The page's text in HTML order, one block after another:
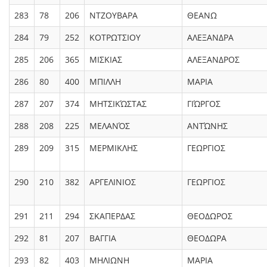
283
78 206 ΝΤΖΟΥΒΑΡΑ
ΘΕΑΝΩ
284
79 252 ΚΟΤΡΩΤΣΙΟΥ
ΑΛΕΞΑΝΔΡΑ
285
206 365 ΜΙΣΚΙΑΣ
ΑΛΕΞΑΝΔΡΟΣ
286
80 400 ΜΠΙΛΛΗ
ΜΑΡΙΑ
287
207 374 ΜΗΤΣΙΚΏΣΤΑΣ
ΓΙΏΡΓΟΣ
288
208 225 ΜΕΛΑΝΌΣ
ΑΝΤΏΝΗΣ
289
209 315 ΜΕΡΜΙΚΛΗΣ ΓΕΩΡΓΙΟΣ
290 210 382 ΑΡΓΕΛΙΝΙΟΣ ΓΕΩΡΓΙΟΣ
291 211 294 ΣΚΑΠΕΡΔΑΣ
ΘΕΟΔΩΡΟΣ
292
81 207 ΒΑΓΓΙΑ
ΘΕΟΔΩΡΑ
293
82 403 ΜΗΛΙΩΝΗ
ΜΑΡΙΑ